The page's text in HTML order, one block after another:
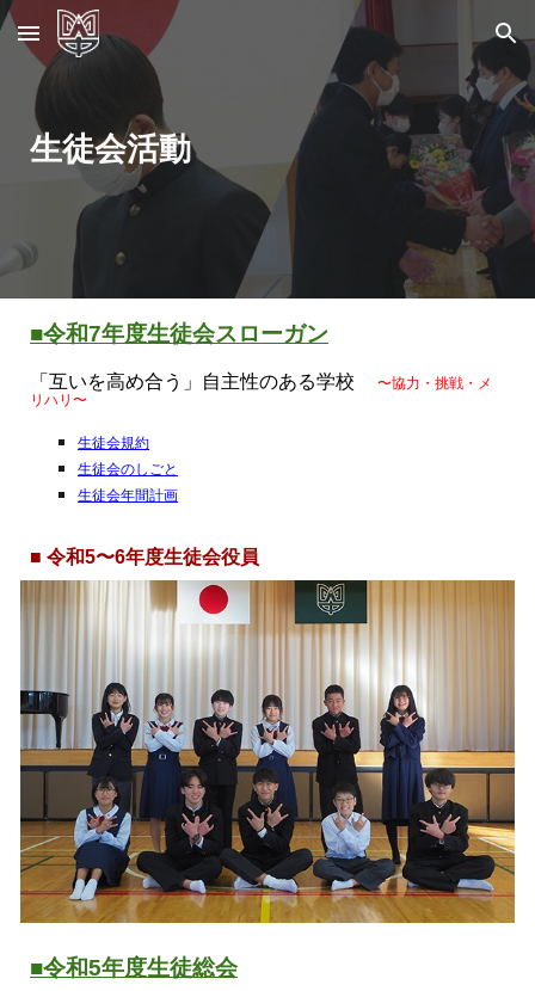
Skip to main content Skip to navigation
生徒会活動
■令和7年度生徒会スローガン
「互いを高め合う」自主性のある学校
〜協力・挑戦・メ
リハリ〜
生徒会規約
生徒会のしごと
生徒会年間計画
■令和5〜6年度生徒会役員
■令和5年度生徒総会